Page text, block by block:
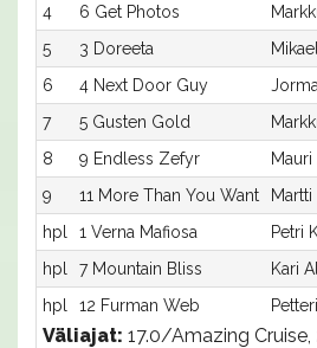
4
6 Get Photos
5
3 Doreeta
6
4 Next Door Guy
7
5 Gusten Gold
8
9 Endless Zefyr Mauri
9
11 More Than You Want Martti
hpl
1 Verna Mafiosa Petri
hpl
7 Mountain Bliss Kari
hpl
12 Furman Web
Väliajat: 17.0/Amazing Cruise,